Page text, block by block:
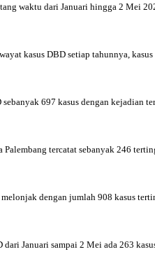
waktu dari Januari hingga 2 Mei
kasus DBD setiap tahunnya,
sebanyak 697 kasus dengan kejadian
Palembang tercatat sebanyak 246
dengan jumlah 908 kasus
Januari sampai 2 Mei ada 263